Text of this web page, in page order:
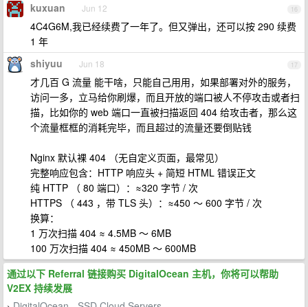
16
kuxuan Jun 12
4C4G6M,我已经续费了一年了。但又弹出，还可以按 290 续费
1 年
17
shiyuu Jun 18
才几百 G 流量 能干啥，只能自己用用，如果部署对外的服务，
访问一多，立马给你刷爆，而且开放的端口被人不停攻击或者扫
描，比如你的 web 端口一直被扫描返回 404 给攻击者，那么这
个流量框框的消耗完毕，而且超过的流量还要倒贴钱
Nginx 默认裸 404 （无自定义页面，最常见）
完整响应包含：HTTP 响应头 + 简短 HTML 错误正文
纯 HTTP （ 80 端口）：≈320 字节 / 次
HTTPS （ 443 ，带 TLS 头）：≈450 ～ 600 字节 / 次
换算：
1 万次扫描 404 ≈ 4.5MB ～ 6MB
100 万次扫描 404 ≈ 450MB ～ 600MB
通过以下 Referral 链接购买 DigitalOcean 主机，你将可以帮助
V2EX 持续发展